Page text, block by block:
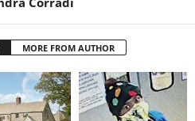
MORE FROM AUTHOR